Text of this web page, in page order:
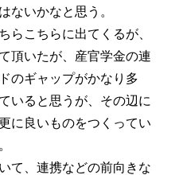
ないかなと思う。
らこちらに出てくるが、
頂いたが、産官学金の連
のギャップがかなり多
いると思うが、その辺に
に良いものをつくってい
て、連携などの前向きな